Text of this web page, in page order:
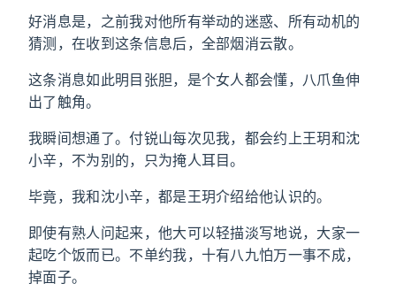
好消息是，之前我对他所有举动的迷惑、所有动机的
猜测，在收到这条信息后，全部烟消云散。
这条消息如此明目张胆，是个女人都会懂，八爪鱼伸
出了触角。
我瞬间想通了。付锐山每次见我，都会约上王玥和沈
小辛，不为别的，只为掩人耳目。
毕竟，我和沈小辛，都是王玥介绍给他认识的。
即使有熟人问起来，他大可以轻描淡写地说，大家一
起吃个饭而已。不单约我，十有八九怕万一事不成，
掉面子。